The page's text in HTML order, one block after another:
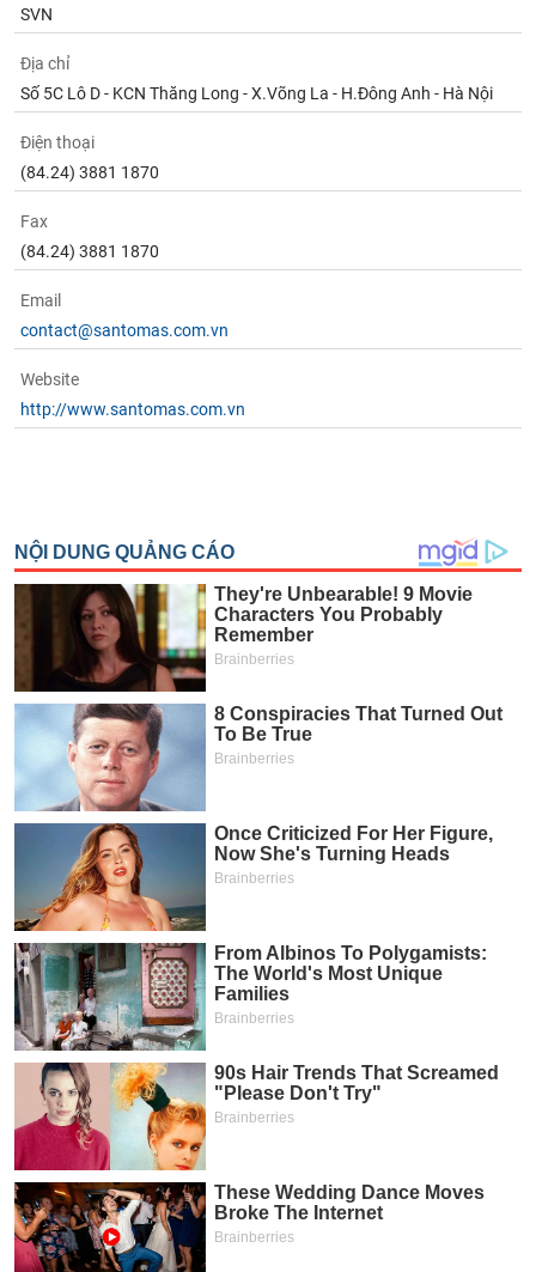
SVN
Địa chỉ
Số 5C Lô D - KCN Thăng Long - X.Võng La - H.Đông Anh - Hà Nội
Điện thoại
(84.24) 3881 1870
Fax
(84.24) 3881 1870
Email
contact@santomas.com.vn
Website
http://www.santomas.com.vn